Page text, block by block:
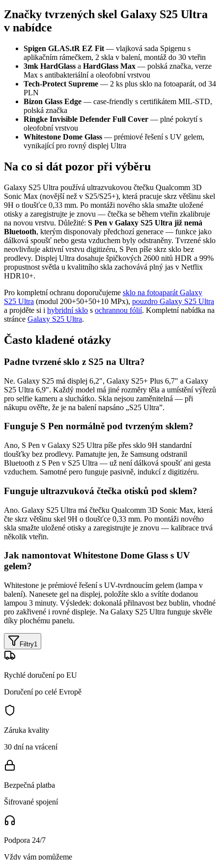
Značky tvrzených skel Galaxy S25 Ultra
v nabídce
Spigen GLAS.tR EZ Fit — vlajková sada Spigenu s
aplikačním rámečkem, 2 skla v balení, montáž do 30 vteřin
3mk HardGlass a HardGlass Max — polská značka, verze
Max s antibakteriální a oleofobní vrstvou
Tech-Protect Supreme — 2 ks plus sklo na fotoaparát, od 34
PLN
Bizon Glass Edge — case-friendly s certifikátem MIL-STD,
polská značka
Ringke Invisible Defender Full Cover — plné pokrytí s
oleofobní vrstvou
Whitestone Dome Glass — prémiové řešení s UV gelem,
vynikající pro rovný displej Ultra
Na co si dát pozor při výběru
Galaxy S25 Ultra používá ultrazvukovou čtečku Qualcomm 3D
Sonic Max (novější než v S25/S25+), která pracuje skrz většinu skel
9H o tloušťce 0,33 mm. Po montáži nového skla smažte uložené
otisky a zaregistrujte je znovu — čtečka se během vteřin zkalibruje
na novou vrstvu. Důležité: S Pen v Galaxy S25 Ultra již nemá
Bluetooth, kterým disponovaly předchozí generace — funkce jako
dálková spoušť nebo gesta vzduchem byly odstraněny. Tvrzené sklo
neovlivňuje aktivní vrstvu digitizéru, S Pen píše skrz sklo bez
prodlevy. Displej Ultra dosahuje špičkových 2600 nitů HDR a 99%
propustnost světla u kvalitního skla zachovává plný jas v Netflix
HDR10+.
Pro kompletní ochranu doporučujeme sklo na fotoaparát Galaxy
S25 Ultra (modul 200+50+50+10 MPx), pouzdro Galaxy S25 Ultra
a projděte si i hybridní sklo s ochrannou fólií. Kompletní nabídka na
stránce Galaxy S25 Ultra.
Často kladené otázky
Padne tvrzené sklo z S25 na Ultra?
Ne. Galaxy S25 má displej 6,2", Galaxy S25+ Plus 6,7" a Galaxy
S25 Ultra 6,9". Každý model má jiné rozměry těla a umístění výřezů
pro selfie kameru a sluchátko. Skla nejsou zaměnitelná — při
nákupu ověřte, že je na balení napsáno „S25 Ultra”.
Funguje S Pen normálně pod tvrzeným sklem?
Ano, S Pen v Galaxy S25 Ultra píše přes sklo 9H standardní
tloušťky bez prodlevy. Pamatujte jen, že Samsung odstranil
Bluetooth z S Pen v S25 Ultra — už není dálková spoušť ani gesta
vzduchem. Samotné pero funguje pasivně, indukcí z digitizéru.
Funguje ultrazvuková čtečka otisků pod sklem?
Ano. Galaxy S25 Ultra má čtečku Qualcomm 3D Sonic Max, která
čte skrz většinu skel 9H o tloušťce 0,33 mm. Po montáži nového
skla smažte uložené otisky a zaregistrujte je znovu — kalibrace trvá
několik vteřin.
Jak namontovat Whitestone Dome Glass s UV
gelem?
Whitestone je prémiové řešení s UV-tvrdnoucím gelem (lampa v
balení). Nanesete gel na displej, položíte sklo a svítíte dodanou
lampou 3 minuty. Výsledek: dokonalá přilnavost bez bublin, vhodné
pro zakřivené i rovné displeje. Na Galaxy S25 Ultra funguje skvěle
díky plochému panelu.
Filtry1
Rychlé doručení po EU
Doručení po celé Evropě
Záruka kvality
30 dní na vrácení
Bezpečná platba
Šifrované spojení
Podpora 24/7
Vždy vám pomůžeme